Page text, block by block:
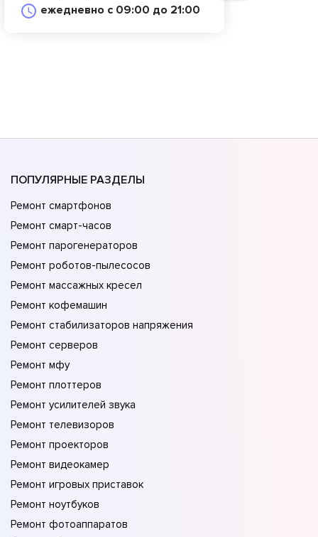
ежедневно с 09:00 до 21:00
ПОПУЛЯРНЫЕ РАЗДЕЛЫ
Ремонт смартфонов
Ремонт смарт-часов
Ремонт парогенераторов
Ремонт роботов-пылесосов
Ремонт массажных кресел
Ремонт кофемашин
Ремонт стабилизаторов напряжения
Ремонт серверов
Ремонт мфу
Ремонт плоттеров
Ремонт усилителей звука
Ремонт телевизоров
Ремонт проекторов
Ремонт видеокамер
Ремонт игровых приставок
Ремонт ноутбуков
Ремонт фотоаппаратов